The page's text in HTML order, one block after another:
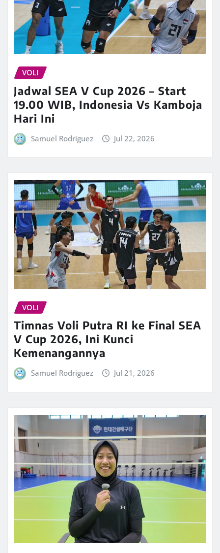
VOLI
Jadwal SEA V Cup 2026 – Start
19.00 WIB, Indonesia Vs Kamboja
Hari Ini
Samuel Rodriguez Jul 22, 2026
VOLI
Timnas Voli Putra RI ke Final SEA
V Cup 2026, Ini Kunci
Kemenangannya
Samuel Rodriguez Jul 21, 2026